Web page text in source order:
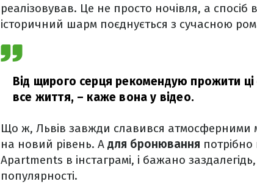
реалізовував. Це не просто ночівля, а спосіб
історичний шарм поєднується з сучасною
Від щирого серця рекомендую прожити ці
все життя, – каже вона у відео.
Що ж, Львів завжди славився атмосферними
на новий рівень. А для бронювання
Apartments в інстаграмі, і бажано
популярності.